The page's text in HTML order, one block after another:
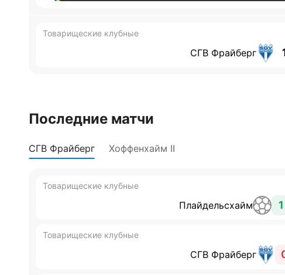
Товарищеские клубные
СГВ Фрайберг
Последние матчи
СГВ Фрайберг Хоффенхайм II
Товарищеские клубные
Плайдельсхайм
Товарищеские клубные
СГВ Фрайберг